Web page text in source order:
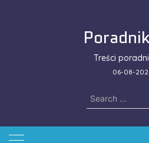
Treści
06-08-
Search
for: